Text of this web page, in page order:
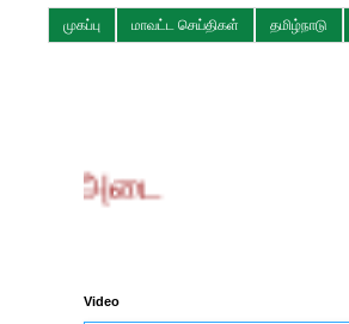
முகப்பு மாவட்ட செய்திகள் தமிழ்நாடு
Video